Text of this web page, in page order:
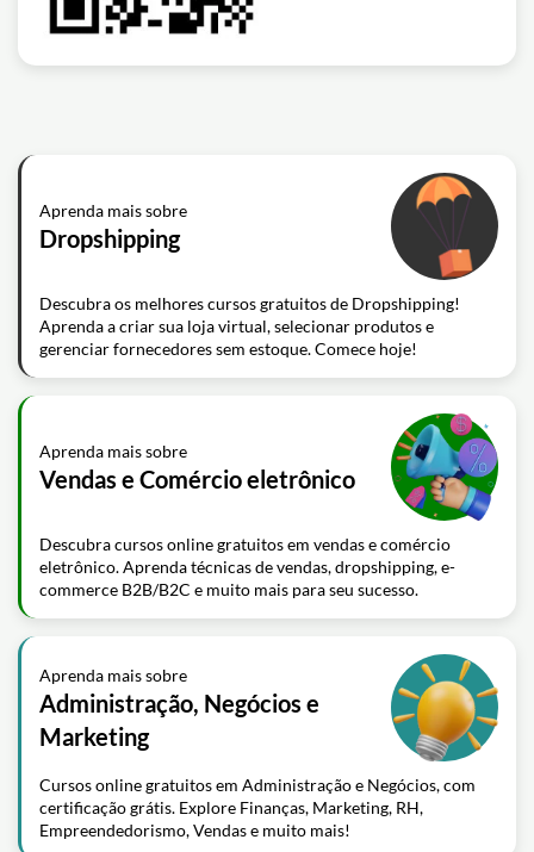
Aprenda mais sobre
Dropshipping
Descubra os melhores cursos gratuitos de Dropshipping!
Aprenda a criar sua loja virtual, selecionar produtos e
gerenciar fornecedores sem estoque. Comece hoje!
Aprenda mais sobre
Vendas e Comércio eletrônico
Descubra cursos online gratuitos em vendas e comércio
eletrônico. Aprenda técnicas de vendas, dropshipping, e-
commerce B2B/B2C e muito mais para seu sucesso.
Aprenda mais sobre
Administração, Negócios e
Marketing
Cursos online gratuitos em Administração e Negócios, com
certificação grátis. Explore Finanças, Marketing, RH,
Empreendedorismo, Vendas e muito mais!